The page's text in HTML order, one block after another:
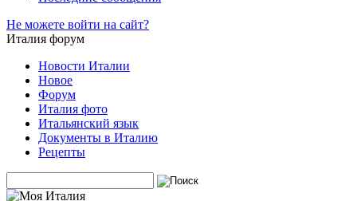
Не можете войти на сайт?
Италия форум
Новости Италии
Новое
Форум
Италия фото
Итальянский язык
Документы в Италию
Рецепты